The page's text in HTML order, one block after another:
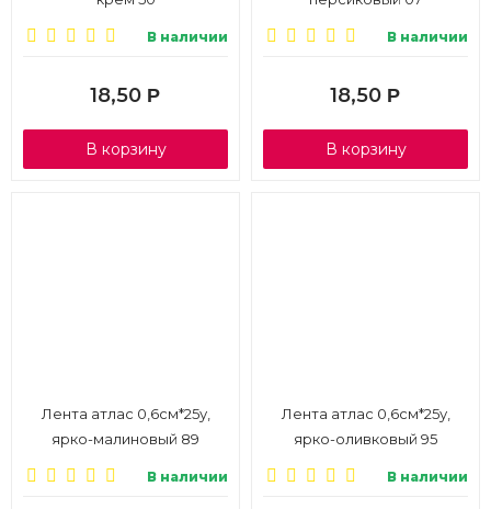
В наличии
18,50 Р
В корзину
В наличии
18,50 Р
В корзину
Лента атлас 0,6см*25у,
ярко-малиновый 89
В наличии
Лента атлас 0,6см*25у,
ярко-оливковый 95
В наличии